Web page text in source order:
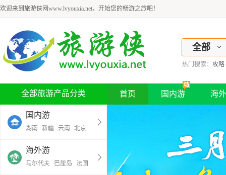
欢迎来到旅游侠网www.lvyouxia.net，开始您的畅游之旅吧！
全部
热门搜索： 攻略
全部旅游产品分类
国内游
湖南 新疆 云南 北京
海外游
马尔代夫 巴厘岛 法国
首页 国内游 海